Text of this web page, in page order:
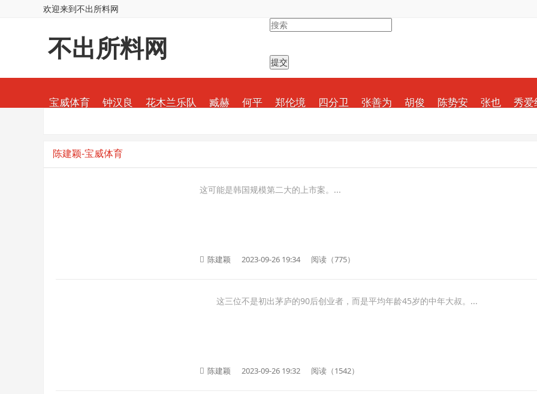
欢迎来到不出所料网
不出所料网
宝威体育 钟汉良 花木兰乐队 臧赫 何平 郑伦境 四分卫 张善为 胡俊 陈势安 张也 秀爱
陈建颖-宝威体育
这可能是韩国规模第二大的上市案。...
陈建颖 2023-09-26 19:34 阅读（775）
这三位不是初出茅庐的90后创业者，而是平均年龄45岁的中年大叔。...
陈建颖 2023-09-26 19:32 阅读（1542）